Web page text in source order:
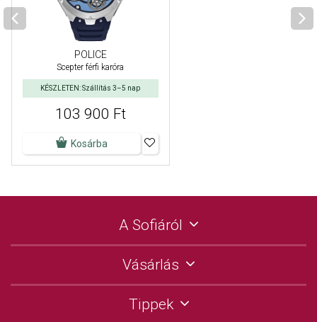
POLICE
Scepter férfi karóra
KÉSZLETEN: Szállítás 3–5 nap
103 900 Ft
Kosárba
A Sofiáról
Vásárlás
Tippek